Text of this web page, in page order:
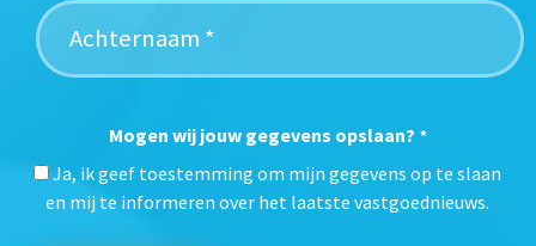
Mogen wij jouw gegevens opslaan? *
Ja, ik geef toestemming om mijn gegevens op te slaan
en mij te informeren over het laatste vastgoednieuws.